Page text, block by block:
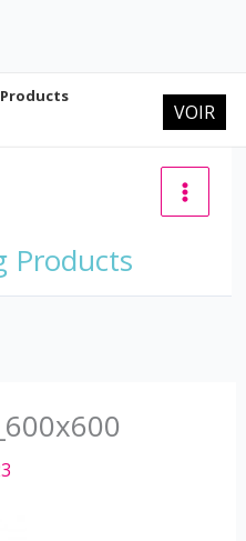
Products
VOIR